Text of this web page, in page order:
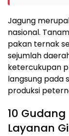
Jagung
nasional.
pakan ternak
sejumlah
ketercukupan
langsung pada
produksi
10
Layanan